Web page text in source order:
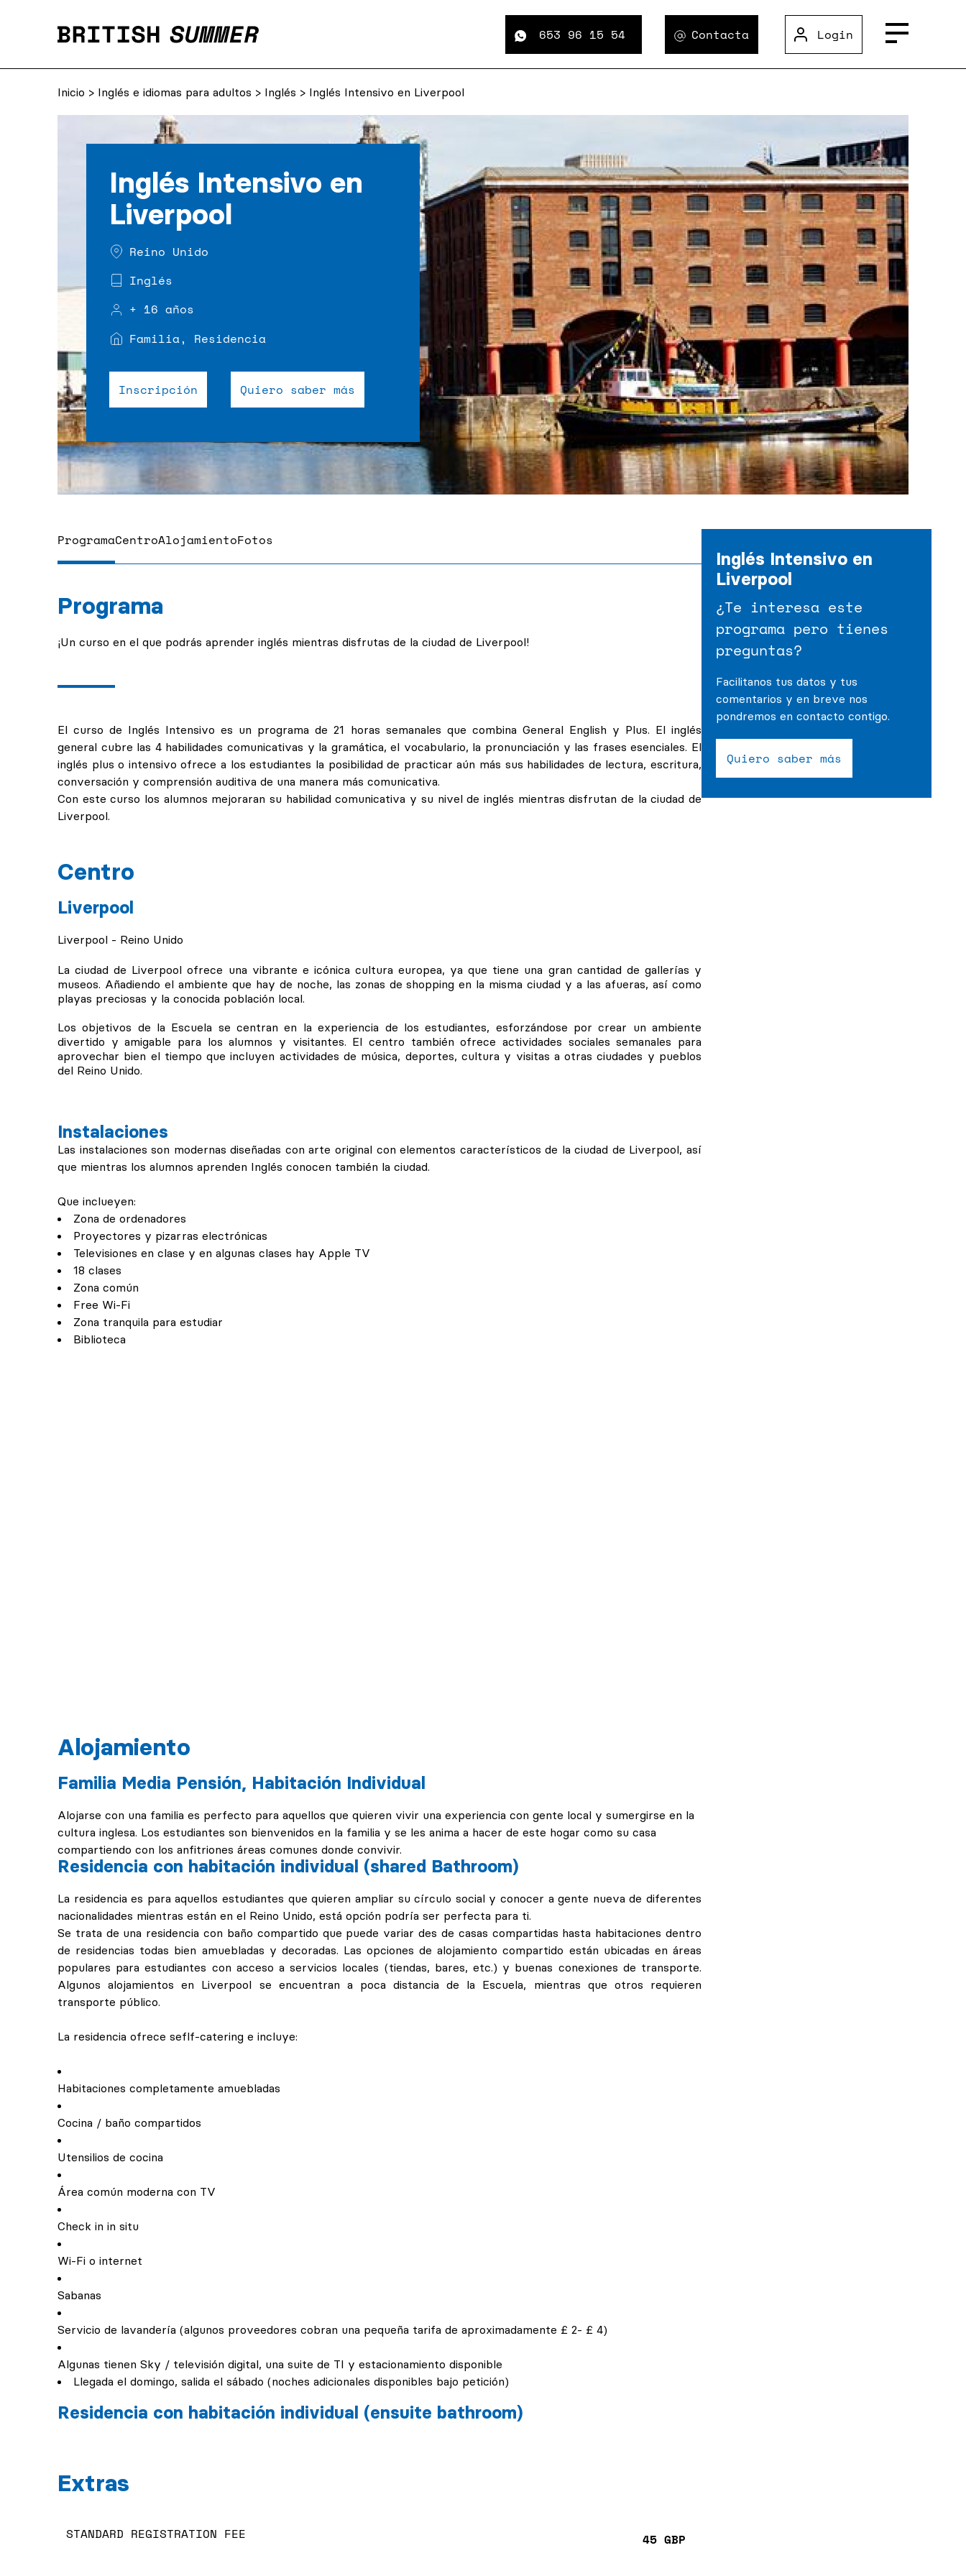
653 96 15 54 Contacta Login
Inicio > Inglés e idiomas para adultos > Inglés > Inglés Intensivo en Liverpool
Inglés Intensivo en
Liverpool
Reino Unido
Inglés
+ 16 años
Familia, Residencia
Inscripción Quiero saber más
ProgramaCentroAlojamientoFotos
Programa
¡Un curso en el que podrás aprender inglés mientras disfrutas de la ciudad de Liverpool!
El curso de Inglés Intensivo es un programa de 21 horas semanales que combina General English y Plus. El inglés
general cubre las 4 habilidades comunicativas y la gramática, el vocabulario, la pronunciación y las frases esenciales. El
inglés plus o intensivo ofrece a los estudiantes la posibilidad de practicar aún más sus habilidades de lectura, escritura,
conversación y comprensión auditiva de una manera más comunicativa.
Con este curso los alumnos mejoraran su habilidad comunicativa y su nivel de inglés mientras disfrutan de la ciudad de
Liverpool.
Centro
Liverpool
Liverpool - Reino Unido
La ciudad de Liverpool ofrece una vibrante e icónica cultura europea, ya que tiene una gran cantidad de gallerías y
museos. Añadiendo el ambiente que hay de noche, las zonas de shopping en la misma ciudad y a las afueras, así como
playas preciosas y la conocida población local.
Los objetivos de la Escuela se centran en la experiencia de los estudiantes, esforzándose por crear un ambiente
divertido y amigable para los alumnos y visitantes. El centro también ofrece actividades sociales semanales para
aprovechar bien el tiempo que incluyen actividades de música, deportes, cultura y visitas a otras ciudades y pueblos
del Reino Unido.
Instalaciones
Las instalaciones son modernas diseñadas con arte original con elementos característicos de la ciudad de Liverpool, así
que mientras los alumnos aprenden Inglés conocen también la ciudad.
Que inclueyen:
Zona de ordenadores
Proyectores y pizarras electrónicas
Televisiones en clase y en algunas clases hay Apple TV
18 clases
Zona común
Free Wi-Fi
Zona tranquila para estudiar
Biblioteca
Alojamiento
Familia Media Pensión, Habitación Individual
Alojarse con una familia es perfecto para aquellos que quieren vivir una experiencia con gente local y sumergirse en la
cultura inglesa. Los estudiantes son bienvenidos en la familia y se les anima a hacer de este hogar como su casa
compartiendo con los anfitriones áreas comunes donde convivir.
Residencia con habitación individual (shared Bathroom)
La residencia es para aquellos estudiantes que quieren ampliar su círculo social y conocer a gente nueva de diferentes
nacionalidades mientras están en el Reino Unido, está opción podría ser perfecta para ti.
Se trata de una residencia con baño compartido que puede variar des de casas compartidas hasta habitaciones dentro
de residencias todas bien amuebladas y decoradas. Las opciones de alojamiento compartido están ubicadas en áreas
populares para estudiantes con acceso a servicios locales (tiendas, bares, etc.) y buenas conexiones de transporte.
Algunos alojamientos en Liverpool se encuentran a poca distancia de la Escuela, mientras que otros requieren
transporte público.
La residencia ofrece seflf-catering e incluye:
Habitaciones completamente amuebladas
Cocina / baño compartidos
Utensilios de cocina
Área común moderna con TV
Check in in situ
Wi-Fi o internet
Sabanas
Servicio de lavandería (algunos proveedores cobran una pequeña tarifa de aproximadamente £ 2- £ 4)
Algunas tienen Sky / televisión digital, una suite de TI y estacionamiento disponible
Llegada el domingo, salida el sábado (noches adicionales disponibles bajo petición)
Residencia con habitación individual (ensuite bathroom)
Extras
STANDARD REGISTRATION FEE 45 GBP
Inglés Intensivo en
Liverpool
¿Te interesa este
programa pero tienes
preguntas?
Facilitanos tus datos y tus
comentarios y en breve nos
pondremos en contacto contigo.
Quiero saber más